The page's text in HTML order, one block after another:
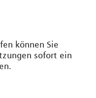
können Sie
sofort ein